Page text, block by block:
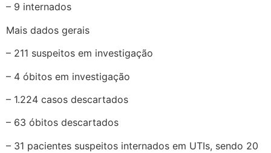
– 9 internados
Mais dados gerais
– 211 suspeitos em investigação
– 4 óbitos em investigação
– 1.224 casos descartados
– 63 óbitos descartados
– 31 pacientes suspeitos internados em UTIs, sendo 20